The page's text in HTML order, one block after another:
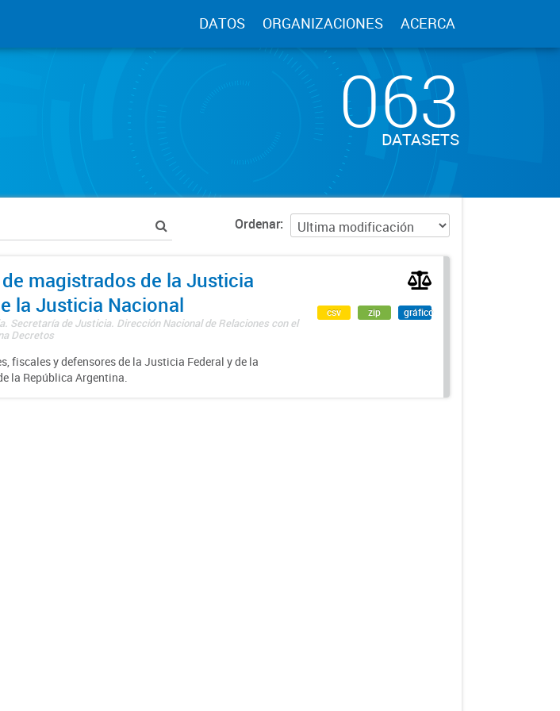
DATOS ORGANIZACIONES ACERCA
063
DATASETS
Ordenar
magistrados de la Justicia
la Justicia Nacional
Secretaría de Justicia. Dirección Nacional de Relaciones con el
Decretos
fiscales y defensores de la Justicia Federal y de la
la República Argentina.
csv zip gráfico